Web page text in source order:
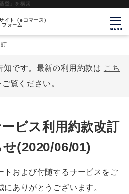
」を構築
イト（eコマース）
フォーム
menu
です。最新の利用約款は こち
ご覧ください。
ビス利用約款改訂
(2020/06/01)
トおよび付随するサービスをご
にありがとうございます。